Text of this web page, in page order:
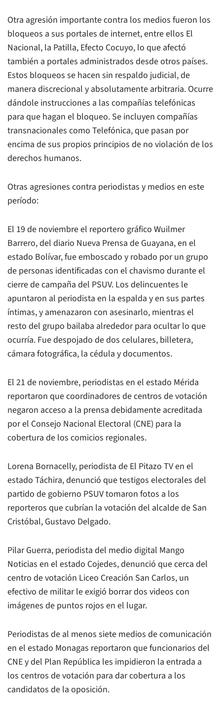
Otra agresión importante contra los medios fueron los
bloqueos a sus portales de internet, entre ellos El
Nacional, la Patilla, Efecto Cocuyo, lo que afectó
también a portales administrados desde otros países.
Estos bloqueos se hacen sin respaldo judicial, de
manera discrecional y absolutamente arbitraria. Ocurre
dándole instrucciones a las compañías telefónicas
para que hagan el bloqueo. Se incluyen compañías
transnacionales como Telefónica, que pasan por
encima de sus propios principios de no violación de los
derechos humanos.
Otras agresiones contra periodistas y medios en este
período:
El 19 de noviembre el reportero gráfico Wuilmer
Barrero, del diario Nueva Prensa de Guayana, en el
estado Bolívar, fue emboscado y robado por un grupo
de personas identificadas con el chavismo durante el
cierre de campaña del PSUV. Los delincuentes le
apuntaron al periodista en la espalda y en sus partes
íntimas, y amenazaron con asesinarlo, mientras el
resto del grupo bailaba alrededor para ocultar lo que
ocurría. Fue despojado de dos celulares, billetera,
cámara fotográfica, la cédula y documentos.
El 21 de noviembre, periodistas en el estado Mérida
reportaron que coordinadores de centros de votación
negaron acceso a la prensa debidamente acreditada
por el Consejo Nacional Electoral (CNE) para la
cobertura de los comicios regionales.
Lorena Bornacelly, periodista de El Pitazo TV en el
estado Táchira, denunció que testigos electorales del
partido de gobierno PSUV tomaron fotos a los
reporteros que cubrían la votación del alcalde de San
Cristóbal, Gustavo Delgado.
Pilar Guerra, periodista del medio digital Mango
Noticias en el estado Cojedes, denunció que cerca del
centro de votación Liceo Creación San Carlos, un
efectivo de militar le exigió borrar dos videos con
imágenes de puntos rojos en el lugar.
Periodistas de al menos siete medios de comunicación
en el estado Monagas reportaron que funcionarios del
CNE y del Plan República les impidieron la entrada a
los centros de votación para dar cobertura a los
candidatos de la oposición.